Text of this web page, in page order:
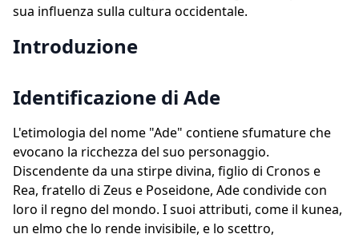
sua influenza sulla cultura occidentale.
Introduzione
Identificazione di Ade
L'etimologia del nome "Ade" contiene sfumature che
evocano la ricchezza del suo personaggio.
Discendente da una stirpe divina, figlio di Cronos e
Rea, fratello di Zeus e Poseidone, Ade condivide con
loro il regno del mondo. I suoi attributi, come il kunea,
un elmo che lo rende invisibile, e lo scettro,